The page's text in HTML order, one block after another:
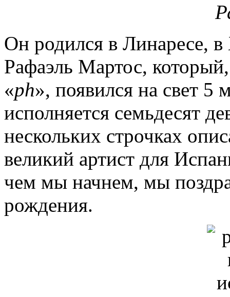
Он родился в Линаресе,
Рафаэль Мартос,
«ph», появился на свет 5
исполняется семьдесят
нескольких строчках
великий артист для
чем мы начнем, мы
рождения.